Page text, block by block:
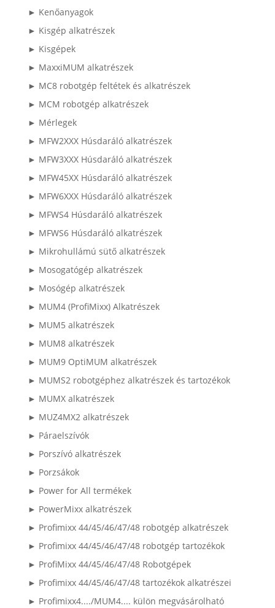
► Kenőanyagok
► Kisgép alkatrészek
► Kisgépek
► MaxxiMUM alkatrészek
► MC8 robotgép feltétek és alkatrészek
► MCM robotgép alkatrészek
► Mérlegek
► MFW2XXX Húsdaráló alkatrészek
► MFW3XXX Húsdaráló alkatrészek
► MFW45XX Húsdaráló alkatrészek
► MFW6XXX Húsdaráló alkatrészek
► MFWS4 Húsdaráló alkatrészek
► MFWS6 Húsdaráló alkatrészek
► Mikrohullámú sütő alkatrészek
► Mosogatógép alkatrészek
► Mosógép alkatrészek
► MUM4 (ProfiMixx) Alkatrészek
► MUM5 alkatrészek
► MUM8 alkatrészek
► MUM9 OptiMUM alkatrészek
► MUMS2 robotgéphez alkatrészek és tartozékok
► MUMX alkatrészek
► MUZ4MX2 alkatrészek
► Páraelszívók
► Porszívó alkatrészek
► Porzsákok
► Power for All termékek
► PowerMixx alkatrészek
► Profimixx 44/45/46/47/48 robotgép alkatrészek
► Profimixx 44/45/46/47/48 robotgép tartozékok
► ProfiMixx 44/45/46/47/48 Robotgépek
► Profimixx 44/45/46/47/48 tartozékok alkatrészei
► Profimixx4..../MUM4.... külön megvásárolható